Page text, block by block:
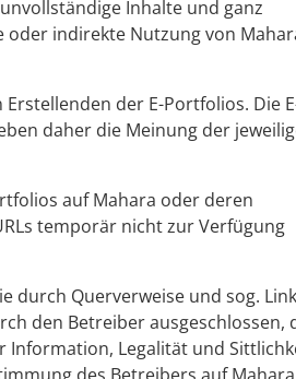
Inhalte und ganz
oder indirekte Nutzung von
der E-Portfolios. Die
daher die Meinung der
auf Mahara oder deren
temporär nicht zur Verfügung
Querverweise und sog.
den Betreiber ausgeschlossen,
Information, Legalität und